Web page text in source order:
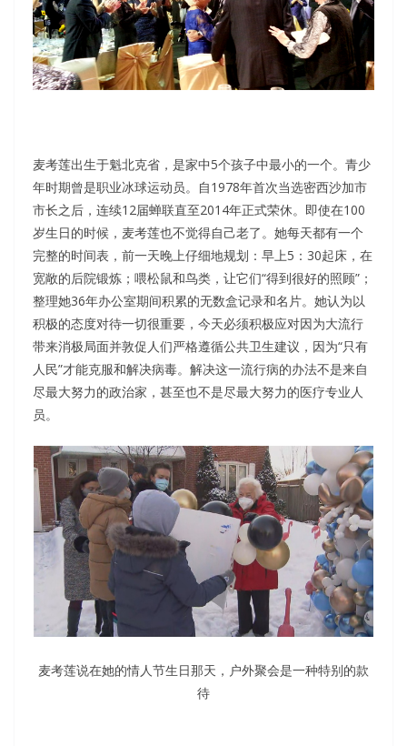
麦考莲出生于魁北克省，是家中5个孩子中最小的一个。青少
年时期曾是职业冰球运动员。自1978年首次当选密西沙加市
市长之后，连续12届蝉联直至2014年正式荣休。即使在100
岁生日的时候，麦考莲也不觉得自己老了。她每天都有一个
完整的时间表，前一天晚上仔细地规划：早上5：30起床，在
宽敞的后院锻炼；喂松鼠和鸟类，让它们“得到很好的照顾”；
整理她36年办公室期间积累的无数盒记录和名片。她认为以
积极的态度对待一切很重要，今天必须积极应对因为大流行
带来消极局面并敦促人们严格遵循公共卫生建议，因为“只有
人民”才能克服和解决病毒。解决这一流行病的办法不是来自
尽最大努力的政治家，甚至也不是尽最大努力的医疗专业人
员。
麦考莲说在她的情人节生日那天，户外聚会是一种特别的款
待